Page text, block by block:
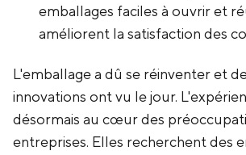
emballages faciles à ouvrir et
améliorent la satisfaction des
L'emballage a dû se réinventer et
innovations ont vu le jour.
désormais au cœur des
entreprises. Elles recherchent des